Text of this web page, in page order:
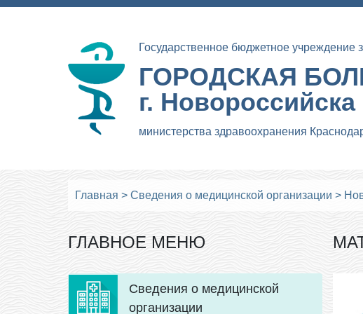
Государственное бюджетное учреждение
ГОРОДСКАЯ
г. Новороссийска
министерства здравоохранения
Главная > Сведения о медицинской организации >
ГЛАВНОЕ МЕНЮ
Сведения о медицинской
организации